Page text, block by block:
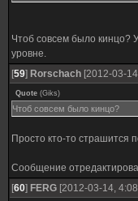
Чтоб совсем было кинцо?
уровне.
[59] Rorschach [2012-03-
Quote (Giks)
Чтоб совсем было кинцо?
Просто кто-то страшится
Сообщение
[60] FERG [2012-03-14,